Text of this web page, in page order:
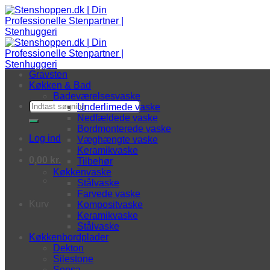
Fortsæt til indhold
Søg efter:
Log ind
kr.
Gravsten
Køkken & Bad
Badeværelsesvaske
Underlimede vaske
Nedfældede vaske
Bordmonterede vaske
Væghængte vaske
Keramikvaske
Tilbehør
Køkkenvaske
Stålvaske
Farvede vaske
Kompositvaske
Keramikvaske
Stålvaske
Køkkenbordplader
Dekton
Silestone